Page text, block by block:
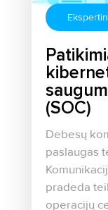
(SOC)
Debesų
paslaugas
pradeda
operacijų